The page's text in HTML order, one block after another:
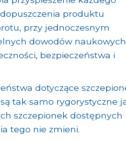
produktu
przy jednoczesnym
dowodów naukowych
bezpieczeństwa i
dotyczące
są tak samo rygorystyczne
szczepionek
tego nie zmieni.